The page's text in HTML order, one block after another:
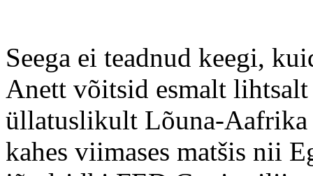
Seega ei teadnud keegi,
Anett võitsid esmalt
üllatuslikult Lõuna-Aafrika
kahes viimases matšis nii